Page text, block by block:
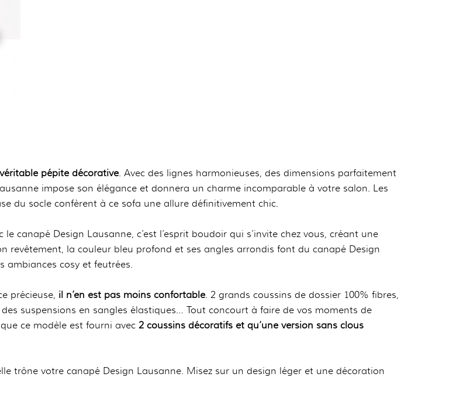
pépite décorative. Avec des lignes harmonieuses, des dimensions parfaitement
impose son élégance et donnera un charme incomparable à votre salon. Les
du socle confèrent à ce sofa une allure définitivement chic.
canapé Design Lausanne, c’est l’esprit boudoir qui s’invite chez vous, créant une
revêtement, la couleur bleu profond et ses angles arrondis font du canapé Design
ambiances cosy et feutrées.
précieuse, il n’en est pas moins confortable. 2 grands coussins de dossier 100% fibres,
suspensions en sangles élastiques… Tout concourt à faire de vos moments de
ce modèle est fourni avec 2 coussins décoratifs et qu’une version sans clous
trône votre canapé Design Lausanne. Misez sur un design léger et une décoration